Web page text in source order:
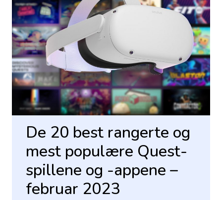
De 20 best rangerte og
mest populære Quest-
spillene og -appene –
februar 2023